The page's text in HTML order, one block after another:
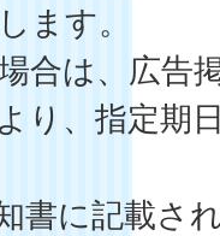
ます。
合は、広告
り、指定期
書に記載さ